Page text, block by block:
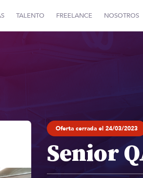
TALENTO FREELANCE NOSOTROS
Oferta cerrada el 24/03/2023
Senior